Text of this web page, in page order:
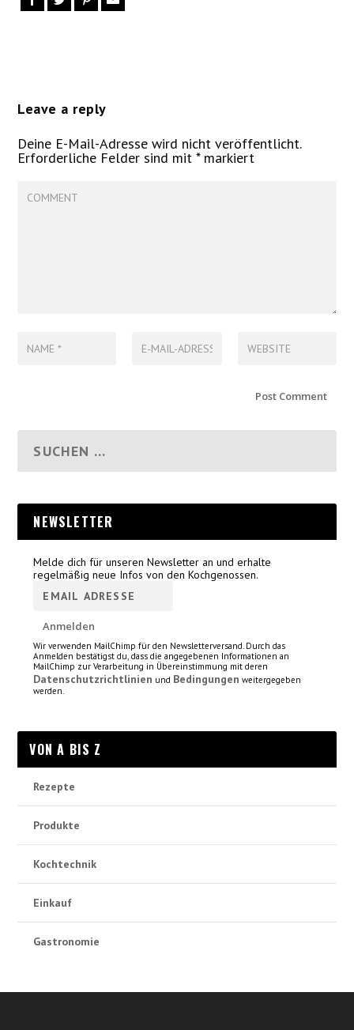
Leave a reply
Deine E-Mail-Adresse wird nicht veröffentlicht.
Erforderliche Felder sind mit*markiert
NEWSLETTER
Melde dich für unseren Newsletter an und erhalte
regelmäßig neue Infos von den Kochgenossen.
Wir verwenden MailChimp für den Newsletterversand. Durch das
Anmelden bestätigst du, dass die angegebenen Informationen an
MailChimp zur Verarbeitung in Übereinstimmung mit deren
Datenschutzrichtlinien und Bedingungen weitergegeben
werden.
VON A BIS Z
Rezepte
Produkte
Kochtechnik
Einkauf
Gastronomie